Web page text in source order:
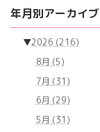
年月別アーカイブ
▼2026 (216)
8月 (5)
7月 (31)
6月 (29)
5月 (31)